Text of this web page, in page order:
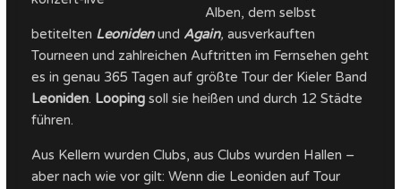
Alben, dem selbst
betitelten Leonidenund Again, ausverkauften
Tourneen und zahlreichen Auftritten im Fernsehen geht
es in genau 365 Tagen auf größte Tour der Kieler Band
Leoniden. Loopingsoll sie heißen und durch 12 Städte
führen.
Aus Kellern wurden Clubs, aus Clubs wurden Hallen –
aber nach wie vor gilt: Wenn die Leoniden auf Tour